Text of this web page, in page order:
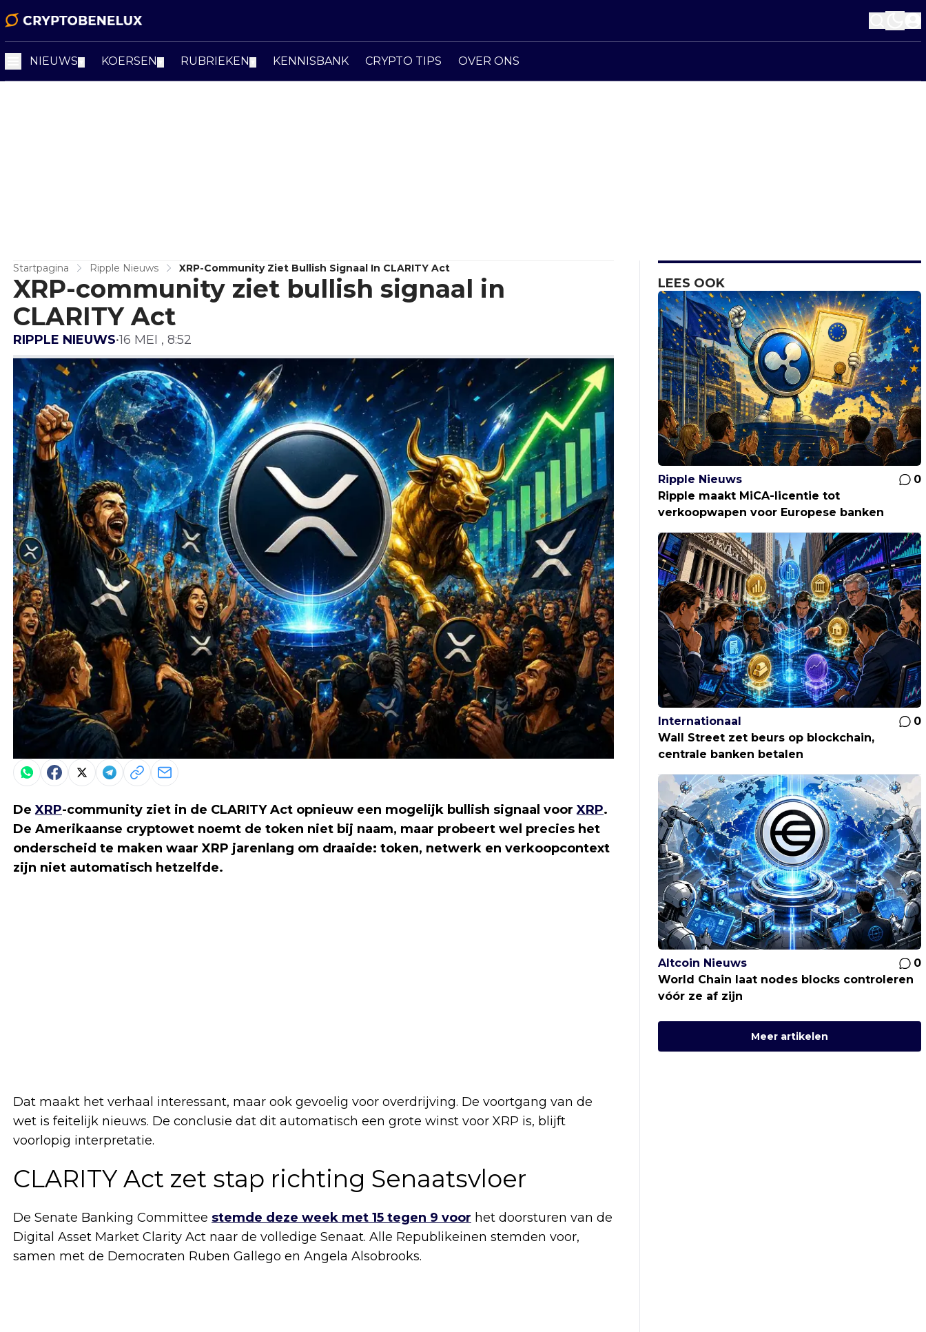
NIEUWS KOERSEN RUBRIEKEN KENNISBANK CRYPTO TIPS OVER ONS
Startpagina Ripple Nieuws XRP-Community Ziet Bullish Signaal In CLARITY Act
XRP-community ziet bullish signaal in
CLARITY Act
RIPPLE NIEUWS•16 MEI , 8:52
DeXRP-community ziet in de CLARITY Act opnieuw een mogelijk bullish signaal voorXRP.
De Amerikaanse cryptowet noemt de token niet bij naam, maar probeert wel precies het
onderscheid te maken waar XRP jarenlang om draaide: token, netwerk en verkoopcontext
zijn niet automatisch hetzelfde.
Dat maakt het verhaal interessant, maar ook gevoelig voor overdrijving. De voortgang van de
wet is feitelijk nieuws. De conclusie dat dit automatisch een grote winst voor XRP is, blijft
voorlopig interpretatie.
CLARITY Act zet stap richting Senaatsvloer
De Senate Banking Committee stemde deze week met 15 tegen 9 voor het doorsturen van de
Digital Asset Market Clarity Act naar de volledige Senaat. Alle Republikeinen stemden voor,
samen met de Democraten Ruben Gallego en Angela Alsobrooks.
LEES OOK
Ripple Nieuws
0
Ripple maakt MiCA-licentie tot
verkoopwapen voor Europese banken
Internationaal
0
Wall Street zet beurs op blockchain,
centrale banken betalen
Altcoin Nieuws
0
World Chain laat nodes blocks controleren
vóór ze af zijn
Meer artikelen